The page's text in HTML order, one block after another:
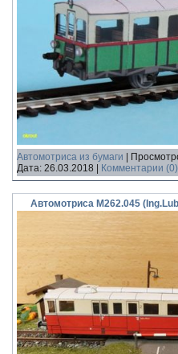
Автомотриса из бумаги |
Дата: 26.03.2018 | Комментарии (0)
Автомотриса M262.045